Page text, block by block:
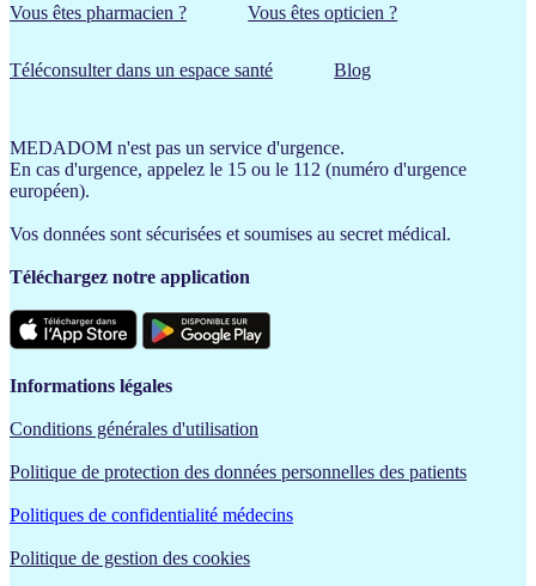
Vous êtes pharmacien ? Vous êtes opticien ?
Téléconsulter dans un espace santé Blog
MEDADOM n'est pas un service d'urgence.
En cas d'urgence, appelez le 15 ou le 112 (numéro d'urgence
européen).
Vos données sont sécurisées et soumises au secret médical.
Téléchargez notre application
Informations légales
Conditions générales d'utilisation
Politique de protection des données personnelles des patients
Politiques de confidentialité médecins
Politique de gestion des cookies